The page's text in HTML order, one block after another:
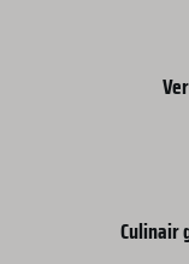
Culinair